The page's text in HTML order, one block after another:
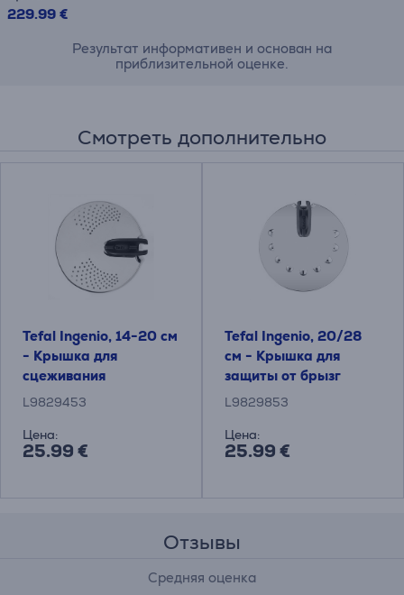
229.99 €
Результат информативен и основан на
приблизительной оценке.
Смотреть дополнительно
Tefal Ingenio, 14-20 см
- Крышка для
сцеживания
L9829453
Цена:
25.99 €
Tefal Ingenio, 20/28
см - Крышка для
защиты от брызг
L9829853
Цена:
25.99 €
Отзывы
Средняя оценка